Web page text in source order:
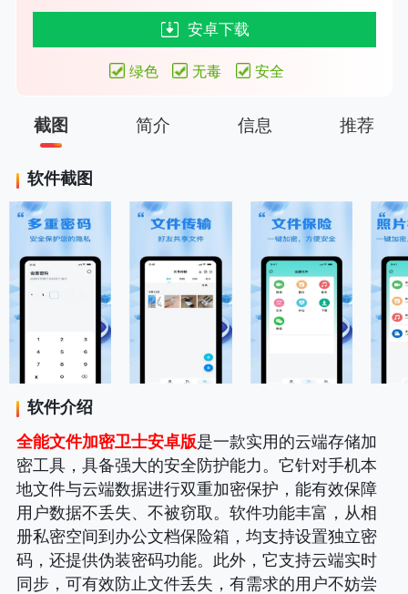
安卓下载
绿色 无毒 安全
截图 简介 信息 推荐
软件截图
软件介绍
全能文件加密卫士安卓版是一款实用的云端存储加
密工具，具备强大的安全防护能力。它针对手机本
地文件与云端数据进行双重加密保护，能有效保障
用户数据不丢失、不被窃取。软件功能丰富，从相
册私密空间到办公文档保险箱，均支持设置独立密
码，还提供伪装密码功能。此外，它支持云端实时
同步，可有效防止文件丢失，有需求的用户不妨尝